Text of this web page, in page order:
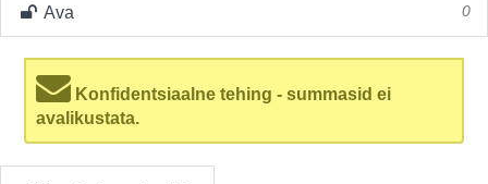
Ava 0
Konfidentsiaalne tehing - summasid ei
avalikustata.